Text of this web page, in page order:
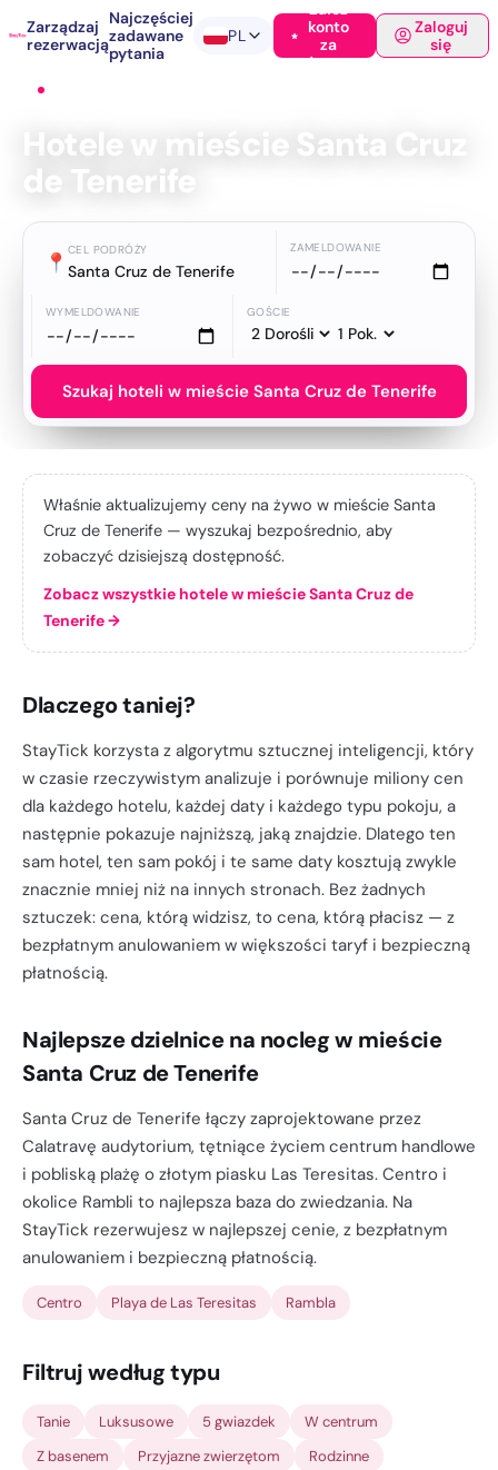
Zarządzaj
rezerwacją
Najczęściej
zadawane
pytania
PL
Załóż
konto
za
darmo
Zaloguj
się
Hotele w mieście Santa Cruz
de Tenerife
📍 CEL PODRÓŻY
Santa Cruz de Tenerife
ZAMELDOWANIE
WYMELDOWANIE GOŚCIE
Szukaj hoteli w mieście Santa Cruz de Tenerife
Właśnie aktualizujemy ceny na żywo w mieście Santa
Cruz de Tenerife — wyszukaj bezpośrednio, aby
zobaczyć dzisiejszą dostępność.
Zobacz wszystkie hotele w mieście Santa Cruz de
Tenerife→
Dlaczego taniej?
StayTick korzysta z algorytmu sztucznej inteligencji, który
w czasie rzeczywistym analizuje i porównuje miliony cen
dla każdego hotelu, każdej daty i każdego typu pokoju, a
następnie pokazuje najniższą, jaką znajdzie. Dlatego ten
sam hotel, ten sam pokój i te same daty kosztują zwykle
znacznie mniej niż na innych stronach. Bez żadnych
sztuczek: cena, którą widzisz, to cena, którą płacisz — z
bezpłatnym anulowaniem w większości taryf i bezpieczną
płatnością.
Najlepsze dzielnice na nocleg w mieście
Santa Cruz de Tenerife
Santa Cruz de Tenerife łączy zaprojektowane przez
Calatravę audytorium, tętniące życiem centrum handlowe
i pobliską plażę o złotym piasku Las Teresitas. Centro i
okolice Rambli to najlepsza baza do zwiedzania. Na
StayTick rezerwujesz w najlepszej cenie, z bezpłatnym
anulowaniem i bezpieczną płatnością.
Centro Playa de Las Teresitas Rambla
Filtruj według typu
Tanie Luksusowe 5 gwiazdek
W centrum
Z basenem
Przyjazne zwierzętom
Rodzinne